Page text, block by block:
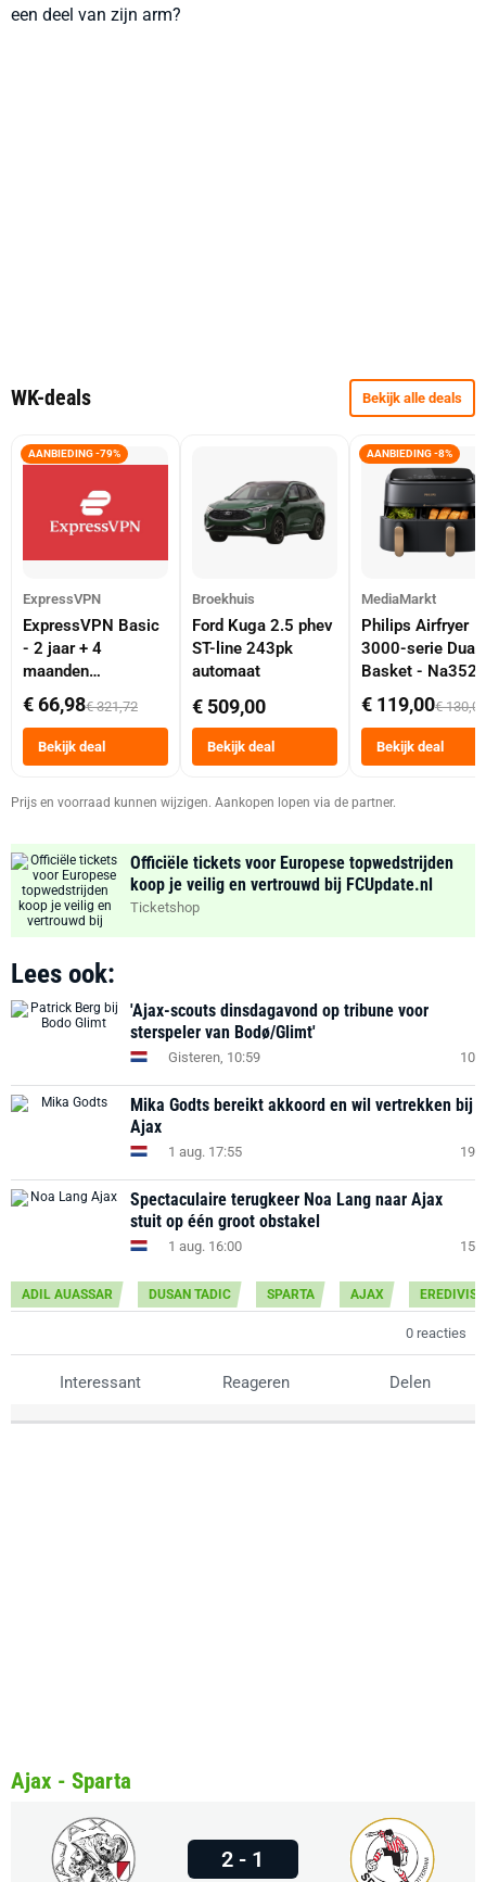
een deel van zijn arm?
WK-deals Bekijk alle deals
AANBIEDING -79%
ExpressVPN
ExpressVPN Basic
- 2 jaar + 4
maanden
abonnement
€ 66,98€ 321,72
Bekijk deal
Broekhuis
Ford Kuga 2.5 phev
ST-line 243pk
automaat
€ 509,00
Bekijk deal
AANBIEDING -8%
MediaMarkt
Philips Airfryer
3000-serie Dual
Basket -
Dubbele Mand 9
Tot 6 Personen
Heteluchtfriteuse
Zwart
€ 119,00€ 130,00
Bekijk deal
Prijs en voorraad kunnen wijzigen. Aankopen lopen via de partner.
Officiële tickets voor Europese topwedstrijden
koop je veilig en vertrouwd bij FCUpdate.nl
Ticketshop
Lees ook:
'Ajax-scouts dinsdagavond op tribune voor
sterspeler van Bodø/Glimt'
Gisteren, 10:59 10
Mika Godts bereikt akkoord en wil vertrekken bij
Ajax
1 aug. 17:55 19
Spectaculaire terugkeer Noa Lang naar Ajax
stuit op één groot obstakel
1 aug. 16:00 15
ADIL AUASSAR DUSAN TADIC SPARTA AJAX
0 reacties
Interessant Reageren Delen
Ajax - Sparta
2 - 1